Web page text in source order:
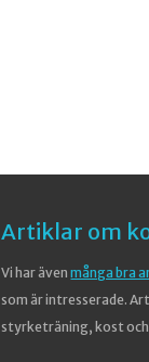
Artiklar om
Vi har ävenmånga bra
som är intresserade.
styrketräning, kost